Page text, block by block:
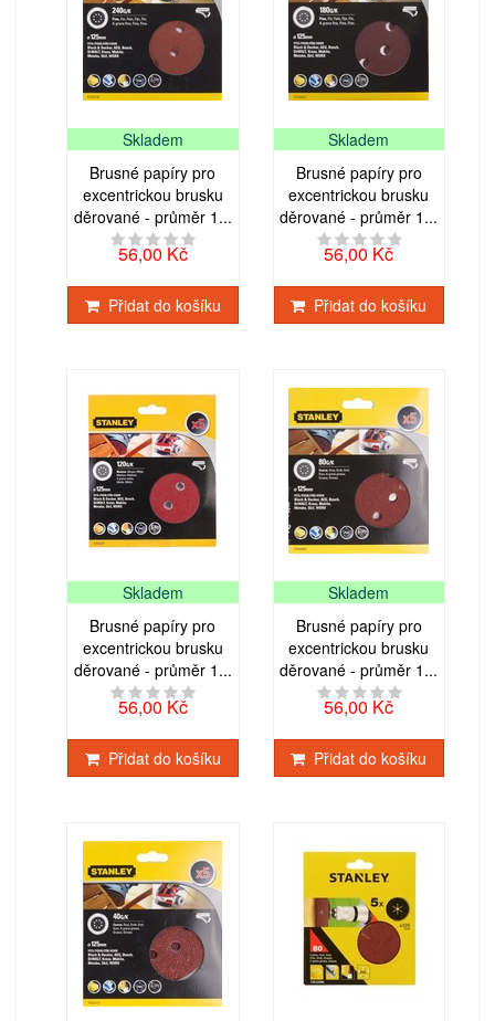
Skladem
Brusné papíry pro
excentrickou brusku
děrované - průměr 1...
56,00 Kč
Přidat do košíku
Skladem
Brusné papíry pro
excentrickou brusku
děrované - průměr 1...
56,00 Kč
Přidat do košíku
Skladem
Brusné papíry pro
excentrickou brusku
děrované - průměr 1...
56,00 Kč
Přidat do košíku
Skladem
Brusné papíry pro
excentrickou brusku
děrované - průměr 1...
56,00 Kč
Přidat do košíku